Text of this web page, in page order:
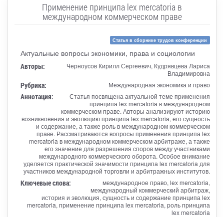
Применение принципа lex mercatoria в
международном коммерческом праве
Статья в сборнике трудов конференции
Актуальные вопросы экономики, права и социологии
Авторы:
Черноусов Кирилл Сергеевич, Кудрявцева Лариса
Владимировна
Рубрика: Международная экономика и право
Аннотация:
Статья посвящена актуальной теме применения
принципа lex mercatoria в международном
коммерческом праве. Авторы анализируют историю
возникновения и эволюцию принципа lex mercatoria, его сущность
и содержание, а также роль в международном коммерческом
праве. Рассматриваются вопросы применения принципа lex
mercatoria в международном коммерческом арбитраже, а также
его значение для разрешения споров между участниками
международного коммерческого оборота. Особое внимание
уделяется практической значимости принципа lex mercatoria для
участников международной торговли и арбитражных институтов.
Ключевые слова:
международное право, lex mercatoria,
международный коммерческий арбитраж,
история и эволюция, сущность и содержание принципа lex
mercatoria, применение принципа lex mercatoria, pоль принципа
lex mercatoria